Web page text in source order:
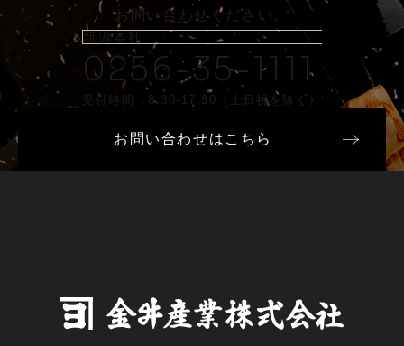
お問い合わせください。
新潟本社
0256-35-1111
受付時間 8:30-17:30（土日祝を除く）
お問い合わせはこちら